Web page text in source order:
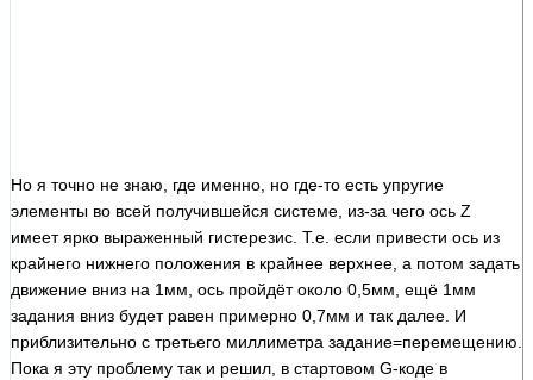
Но я точно не знаю, где именно, но где-то есть упругие
элементы во всей получившейся системе, из-за чего ось Z
имеет ярко выраженный гистерезис. Т.е. если привести ось из
крайнего нижнего положения в крайнее верхнее, а потом задать
движение вниз на 1мм, ось пройдёт около 0,5мм, ещё 1мм
задания вниз будет равен примерно 0,7мм и так далее. И
приблизительно с третьего миллиметра задание=перемещению.
Пока я эту проблему так и решил, в стартовом G-коде в